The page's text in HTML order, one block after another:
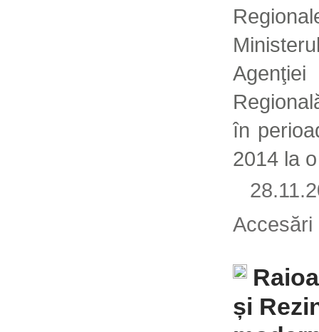
în
2014 la
Accesări
și